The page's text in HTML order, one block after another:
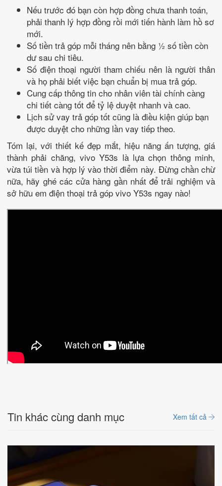
Nếu trước đó bạn còn hợp đồng chưa thanh toán,
phải thanh lý hợp đồng rồi mới tiến hành làm hồ sơ
mới.
Số tiền trả góp mỗi tháng nên bằng ½ số tiền còn
dư sau chi tiêu.
Số điện thoại người tham chiếu nên là người thân
và họ phải biết việc bạn chuẩn bị mua trả góp.
Cung cấp thông tin cho nhân viên tài chính càng
chi tiết càng tốt để tỷ lệ duyệt nhanh và cao.
Lịch sử vay trả góp tốt cũng là điều kiện giúp bạn
được duyệt cho những lần vay tiếp theo.
Tóm lại, với thiết kế đẹp mắt, hiệu năng ấn tượng, giá
thành phải chăng, vivo Y53s là lựa chọn thông minh,
vừa túi tiền và hợp lý vào thời điểm này. Đừng chần chừ
nữa, hãy ghé các cửa hàng gần nhất để trải nghiệm và
sở hữu em điện thoại trả góp vivo Y53s ngay nào!
Tin khác cùng danh mục Xem tất cả